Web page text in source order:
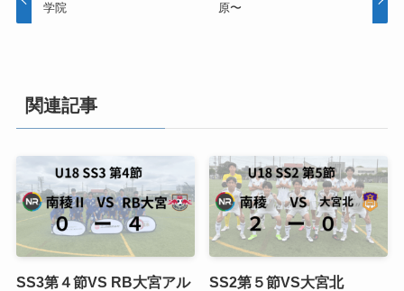
学院
原〜
関連記事
SS3第４節VS RB大宮アル SS2第５節VS大宮北